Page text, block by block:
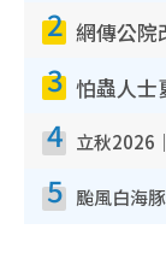
2
3
4
5